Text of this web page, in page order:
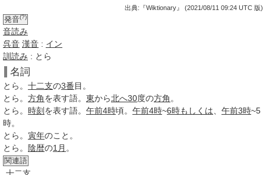
出典:『Wiktionary』 (2021/08/11 09:24 UTC 版)
発音(?)
音読み
呉音 漢音 : イン
訓読み : とら
名詞
とら 。 十二支の3番目。
とら 。 方角を表す語。 東から北へ30度の方角 。
とら 。 時刻 を表す語。 午前4時頃。 午前4時~6時もしくは 午前3時~5
時。
とら 。 寅年のこと。
とら 。 陰暦の1月 。
関連語
十二支